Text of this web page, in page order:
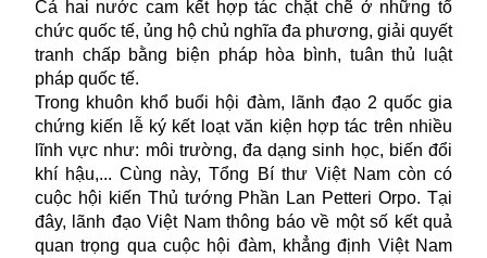
Cả hai nước cam kết hợp tác chặt chẽ ở những tổ
chức quốc tế, ủng hộ chủ nghĩa đa phương, giải quyết
tranh chấp bằng biện pháp hòa bình, tuân thủ luật
pháp quốc tế.
Trong khuôn khổ buổi hội đàm, lãnh đạo 2 quốc gia
chứng kiến lễ ký kếtloạt văn kiện hợp tác trên nhiều
lĩnh vực như: môi trường, đa dạng sinh học, biến đổi
khí hậu,... Cùng này, Tổng Bí thư Việt Nam còn có
cuộc hội kiến Thủ tướng Phần Lan Petteri Orpo. Tại
đây, lãnh đạo Việt Nam thông báo về một số kết quả
quan trọng qua cuộc hội đàm, khẳng định Việt Nam